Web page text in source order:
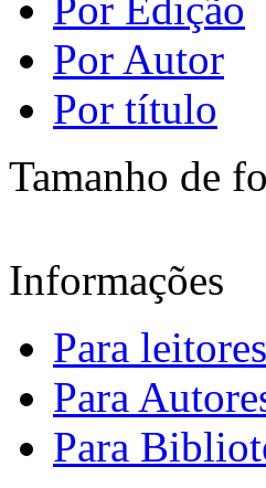
Por Autor
Por título
Tamanho de
Informações
Para leitores
Para
Para